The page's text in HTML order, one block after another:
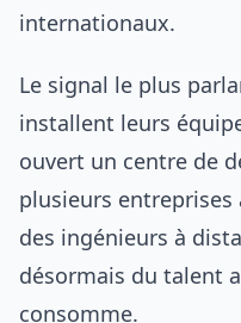
internationaux.
Le signal le plus
installent leurs
ouvert un centre de
plusieurs
des ingénieurs à
désormais du talent
consomme.